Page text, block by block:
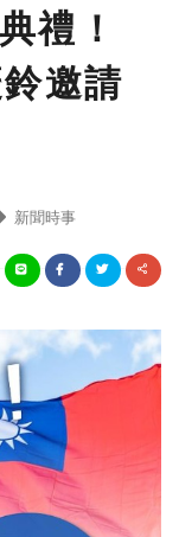
禮！
邀請
新聞時事